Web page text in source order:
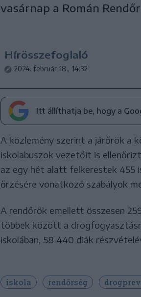
vasárnap a Román
Hírösszefoglaló
2024. február 18., 14:32
Itt állíthatja be, hogy a
A közlemény szerint a járőrök a
iskolabuszok vezetőit is
az egy hét alatt felkerestek 455
őrzésére vonatkozó szabályok
A rendőrök emellett összesen
többek között a
iskolában, 58 440 diák
iskola rendőrség